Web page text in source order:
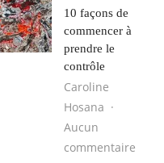
une destination idéale
10 façons de
commencer à
prendre le
contrôle
Caroline
Hosana
Aucun
commentaire